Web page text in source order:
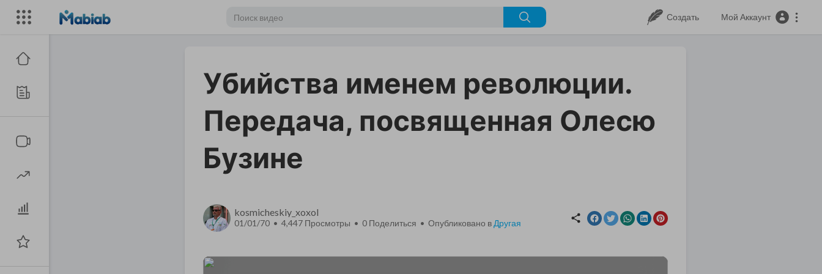
Создать Мой Аккаунт
Убийства именем революции.
Передача, посвященная Олесю
Бузине
kosmicheskiy_xoxol
01/01/70 • 4,447 Просмотры • 0 Поделиться • Опубликовано в Другая